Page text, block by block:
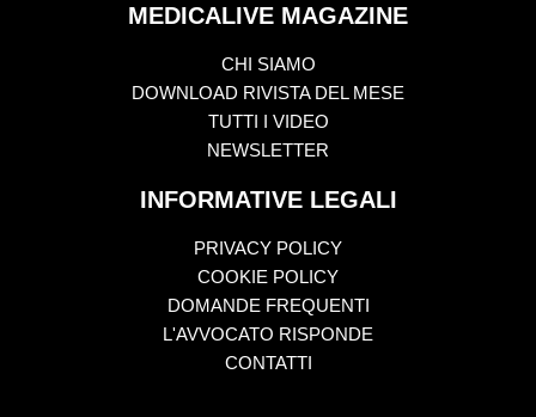
MEDICALIVE MAGAZINE
CHI SIAMO
DOWNLOAD RIVISTA DEL MESE
TUTTI I VIDEO
NEWSLETTER
INFORMATIVE LEGALI
PRIVACY POLICY
COOKIE POLICY
DOMANDE FREQUENTI
L'AVVOCATO RISPONDE
CONTATTI